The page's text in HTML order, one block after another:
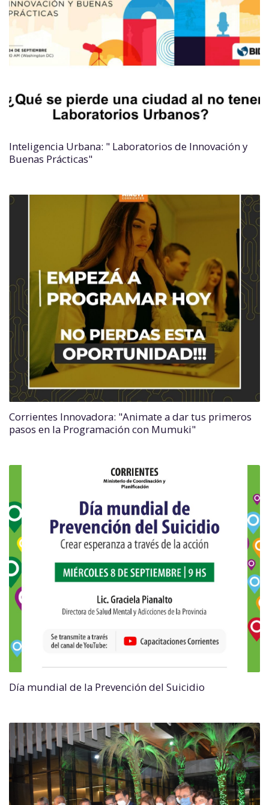
Inteligencia Urbana: " Laboratorios de Innovación y
Buenas Prácticas"
Corrientes Innovadora: "Animate a dar tus primeros
pasos en la Programación con Mumuki"
Día mundial de la Prevención del Suicidio